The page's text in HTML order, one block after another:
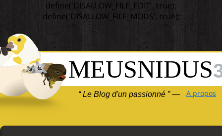
define('DISALLOW_FILE_EDIT', true);
define('DISALLOW_FILE_MODS', true);
MEUSNIDUS
“ Le Blog d'un passionné ” — A propos